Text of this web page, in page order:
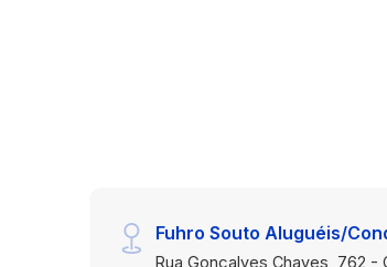
Fuhro Souto Aluguéis/
Rua Gonçalves Chaves, 762 -